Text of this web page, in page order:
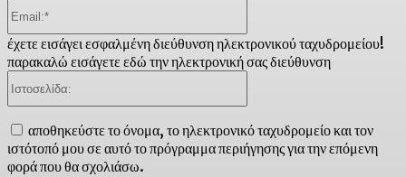
έχετε εισάγει εσφαλμένη διεύθυνση ηλεκτρονικού ταχυδρομείου!
παρακαλώ εισάγετε εδώ την ηλεκτρονική σας διεύθυνση
αποθηκεύστε το όνομα, το ηλεκτρονικό ταχυδρομείο και τον
ιστότοπό μου σε αυτό το πρόγραμμα περιήγησης για την επόμενη
φορά που θα σχολιάσω.